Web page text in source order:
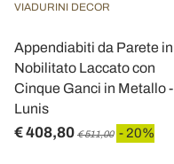
VIADURINI DECOR
Appendiabiti da Parete in
Nobilitato Laccato con
Cinque Ganci in Metallo -
Lunis
€ 408,80 € 511,00 - 20%